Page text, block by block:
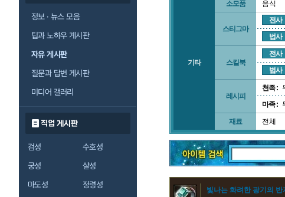
정보 · 뉴스 모음
팁과 노하우 게시판
자유 게시판
질문과 답변 게시판
미디어 갤러리
직업 게시판
검성
수호성
궁성
살성
마도성
정령성
기타
소모품 음식
스티그마
전사
법사
스킬북
전사
법사
레시피
천족 :
마족 :
재료 전체
빛나는 화려한 광기의 반